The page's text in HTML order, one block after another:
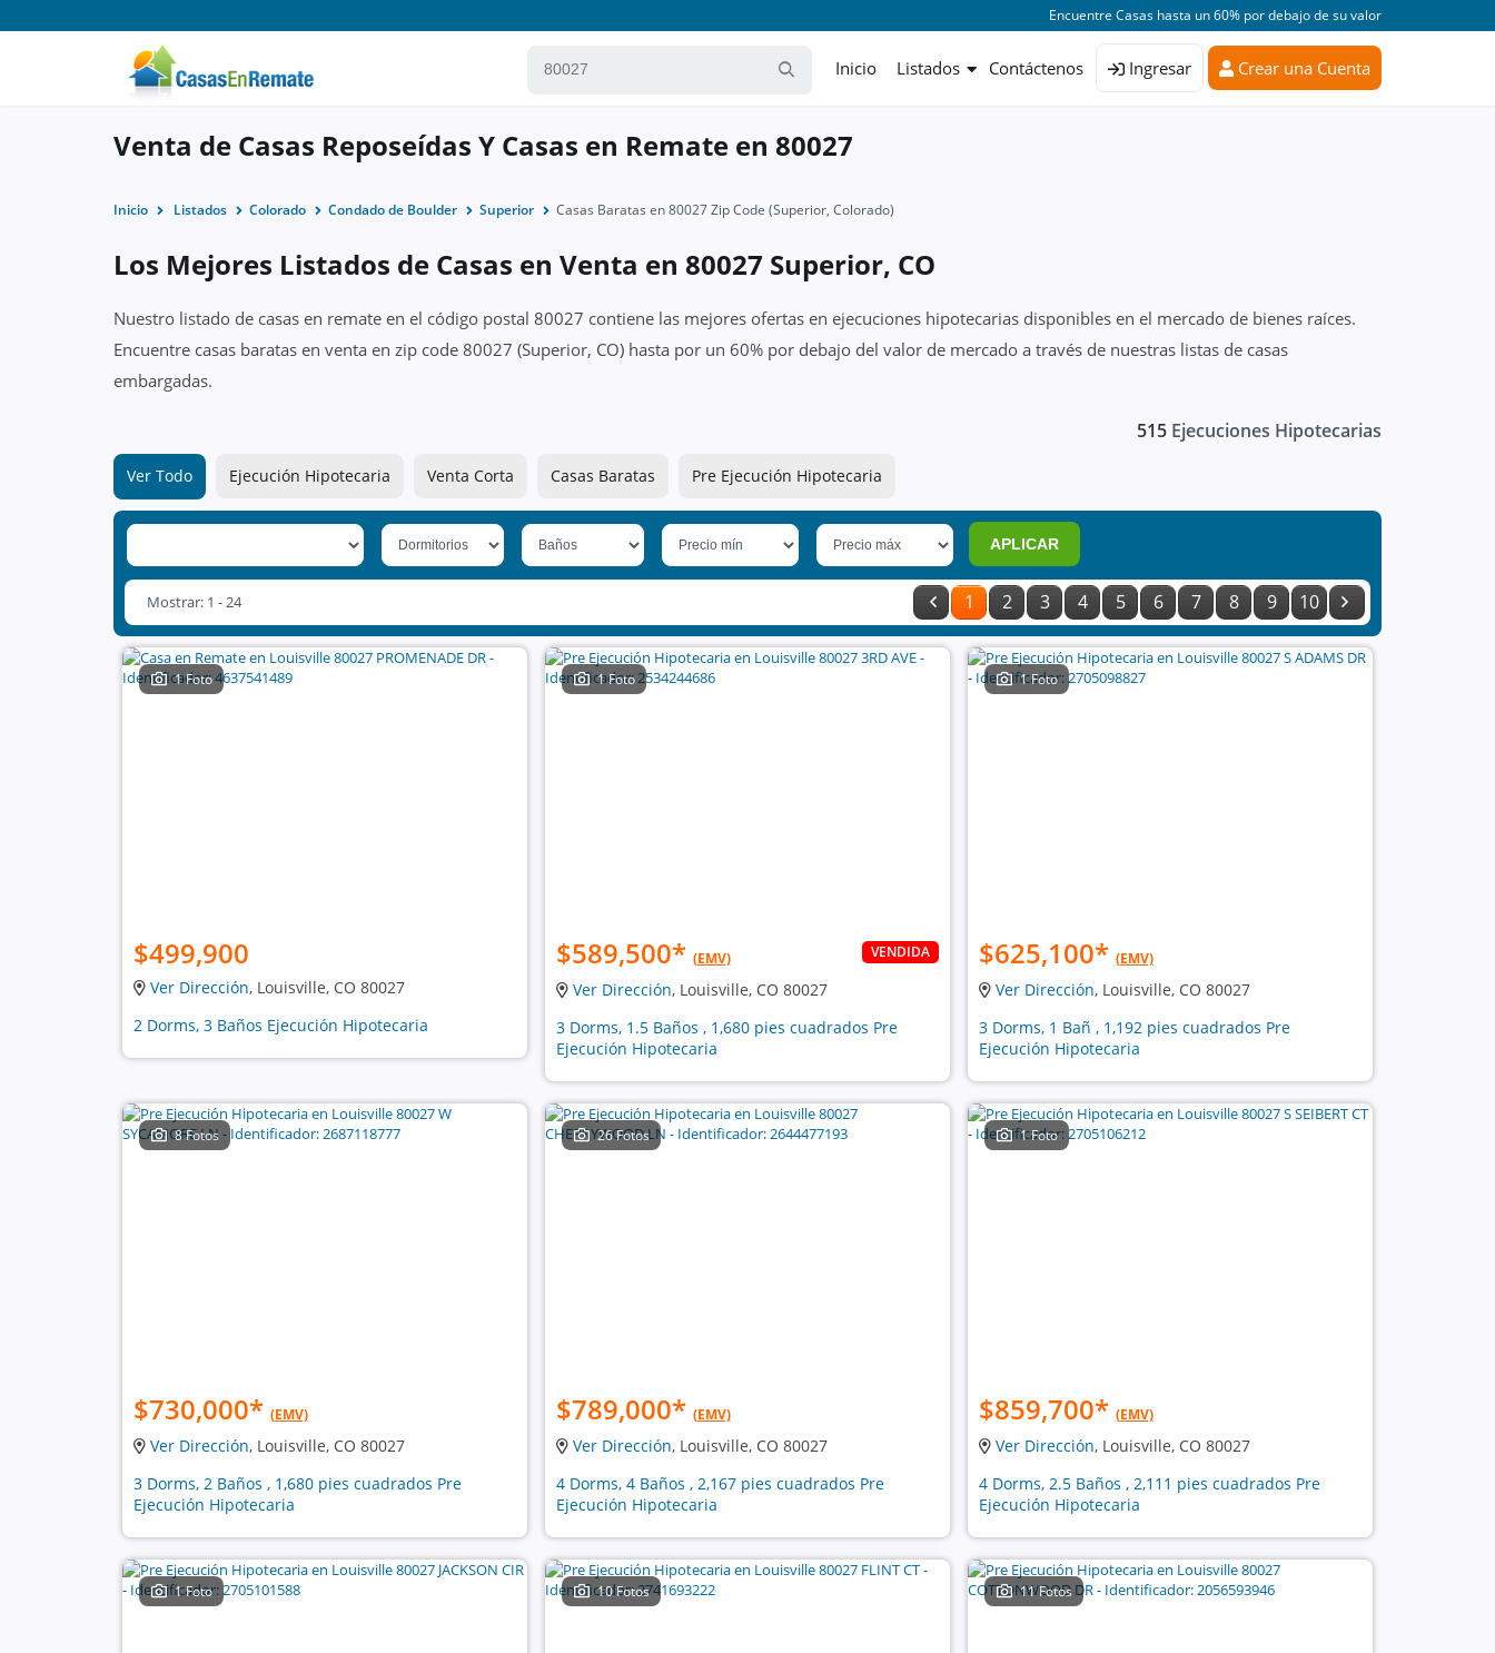
Encuentre Casas hasta un 60% por debajo de su valor
Inicio Listados Contáctenos Ingresar Crear una Cuenta
Venta de Casas Reposeídas Y Casas en Remate en 80027
Inicio Listados Colorado Condado de Boulder Superior Casas Baratas en 80027 Zip Code (Superior, Colorado)
Los Mejores Listados de Casas en Venta en 80027 Superior, CO
Nuestro listado de casas en remate en el código postal 80027 contiene las mejores ofertas en ejecuciones hipotecarias disponibles en el mercado de bienes raíces.
Encuentre casas baratas en venta en zip code 80027 (Superior, CO) hasta por un 60% por debajo del valor de mercado a través de nuestras listas de casas
embargadas.
515 Ejecuciones Hipotecarias
Ver Todo Ejecución Hipotecaria Venta Corta Casas Baratas Pre Ejecución Hipotecaria
APLICAR
1 2 3 4 5 6 7 8 9 10
Mostrar: 1 - 24
1 Foto
$499,900
Ver Dirección, Louisville, CO 80027
2 Dorms, 3 Baños Ejecución Hipotecaria
1 Foto
$589,500* (EMV) VENDIDA
Ver Dirección, Louisville, CO 80027
3 Dorms, 1.5 Baños , 1,680 pies cuadrados Pre
Ejecución Hipotecaria
1 Foto
$625,100* (EMV)
Ver Dirección, Louisville, CO 80027
3 Dorms, 1 Bañ , 1,192 pies cuadrados Pre
Ejecución Hipotecaria
8 Fotos
$730,000* (EMV)
Ver Dirección, Louisville, CO 80027
3 Dorms, 2 Baños , 1,680 pies cuadrados Pre
Ejecución Hipotecaria
26 Fotos
$789,000* (EMV)
Ver Dirección, Louisville, CO 80027
4 Dorms, 4 Baños , 2,167 pies cuadrados Pre
Ejecución Hipotecaria
1 Foto
$859,700* (EMV)
Ver Dirección, Louisville, CO 80027
4 Dorms, 2.5 Baños , 2,111 pies cuadrados Pre
Ejecución Hipotecaria
1 Foto 10 Fotos 11 Fotos